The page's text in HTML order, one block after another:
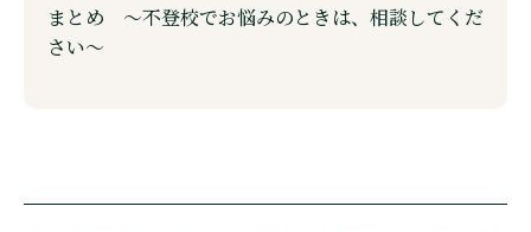
まとめ ～不登校でお悩みのときは、相談してくだ
さい～